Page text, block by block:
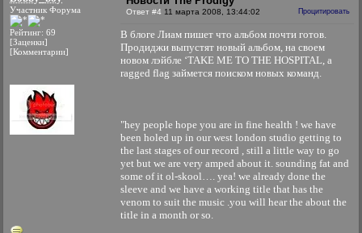
Участник Форума
Рейтинг: 69
[Заценки]
[Комментарии]
Ответ #4 11 марта 2008, 13:44:02 Процитировать
В блоге Лиам пишет что альбом почти готов.
Продиджи выпустят новый альбом, на своем
новом лэйбле ‘TAKE ME TO THE HOSPITAL, а
ragged flag займется поиском новых команд.
"hey people hope you are in fine health ! we have
been holed up in our west london studio getting to
the last stages of our record , still a little way to go
yet but we are very amped about it. sounding fat and
some of it ol-skool…. yea! we already done the
sleeve and we have a working title that has the
venom to suit the music .you will hear the about the
title in a month or so.